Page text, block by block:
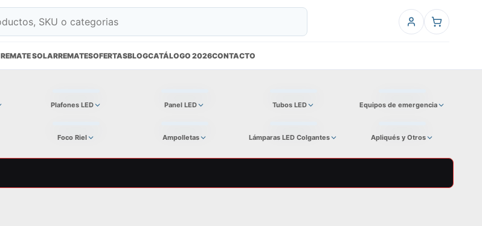
REMATE SOLARREMATESOFERTASBLOGCATÁLOGO 2026CONTACTO
Plafones LED Panel LED Tubos LED Equipos de emergencia
Foco Riel Ampolletas Lámparas LED Colgantes Apliqués y Otros